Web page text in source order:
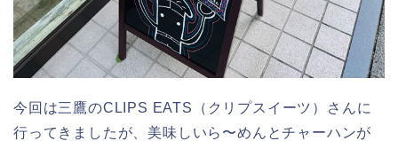
今回は三鷹のCLIPS EATS（クリプスイーツ）さんに
行ってきましたが、美味しいら〜めんとチャーハンが